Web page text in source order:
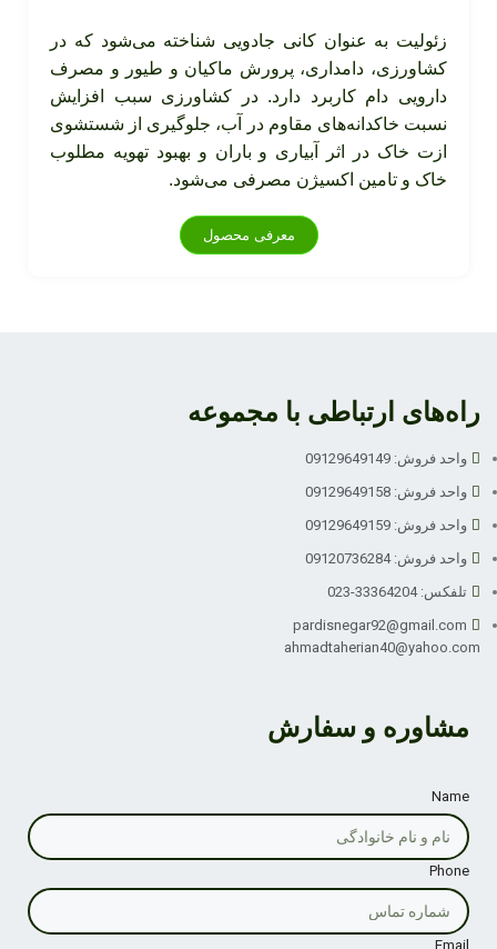
زئولیت به عنوان کانی جادویی شناخته می‌شود که در
کشاورزی، دامداری، پرورش ماکیان و طیور و مصرف
دارویی دام کاربرد دارد. در کشاورزی سبب افزایش
نسبت خاکدانه‌های مقاوم در آب، جلوگیری از شستشوی
ازت خاک در اثر آبیاری و باران و بهبود تهویه مطلوب
خاک و تامین اکسیژن مصرفی می‌شود.
معرفی محصول
راه‌های ارتباطی با مجموعه
واحد فروش: 09129649149
واحد فروش: 09129649158
واحد فروش: 09129649159
واحد فروش: 09120736284
تلفکس: 33364204-023
pardisnegar92@gmail.com
ahmadtaherian40@yahoo.com
مشاوره و سفارش
Name
Phone
Email